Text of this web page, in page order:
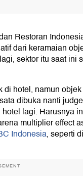
Restoran
dari keramaian
sektor itu saat ini
di hotel, namun
dibuka nanti
lagi. Harusnya
multiplier effect
Indonesia, seperti